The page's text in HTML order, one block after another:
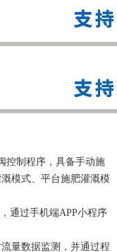
控制程序，具备手动施
模式、平台施肥灌溉模
通过手机端APP小程序
量数据监测，并通过程